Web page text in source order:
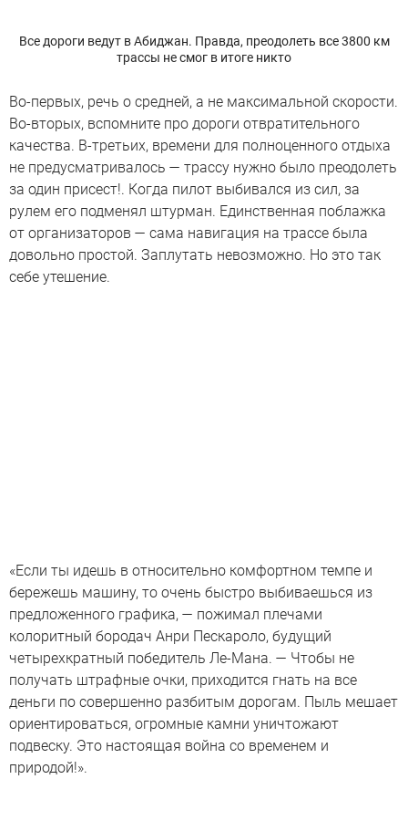
Все дороги ведут в Абиджан. Правда, преодолеть все 3800 км
трассы не смог в итоге никто
Во-первых, речь о средней, а не максимальной скорости.
Во-вторых, вспомните про дороги отвратительного
качества. В-третьих, времени для полноценного отдыха
не предусматривалось — трассу нужно было преодолеть
за один присест!. Когда пилот выбивался из сил, за
рулем его подменял штурман. Единственная поблажка
от организаторов — сама навигация на трассе была
довольно простой. Заплутать невозможно. Но это так
себе утешение.
«Если ты идешь в относительно комфортном темпе и
бережешь машину, то очень быстро выбиваешься из
предложенного графика, — пожимал плечами
колоритный бородач Анри Пескароло, будущий
четырехкратный победитель Ле-Мана. — Чтобы не
получать штрафные очки, приходится гнать на все
деньги по совершенно разбитым дорогам. Пыль мешает
ориентироваться, огромные камни уничтожают
подвеску. Это настоящая война со временем и
природой!».